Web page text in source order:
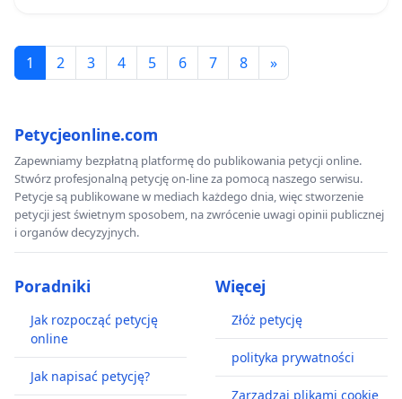
1 2 3 4 5 6 7 8 »
Petycjeonline.com
Zapewniamy bezpłatną platformę do publikowania petycji online.
Stwórz profesjonalną petycję on-line za pomocą naszego serwisu.
Petycje są publikowane w mediach każdego dnia, więc stworzenie
petycji jest świetnym sposobem, na zwrócenie uwagi opinii publicznej
i organów decyzyjnych.
Poradniki
Jak rozpocząć petycję
online
Jak napisać petycję?
Więcej
Złóż petycję
polityka prywatności
Zarządzaj plikami cookie